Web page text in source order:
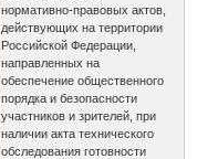
нормативно-правовых актов,
действующих на территории
Российской Федерации,
направленных на
обеспечение общественного
порядка и безопасности
участников и зрителей, при
наличии акта технического
обследования готовности